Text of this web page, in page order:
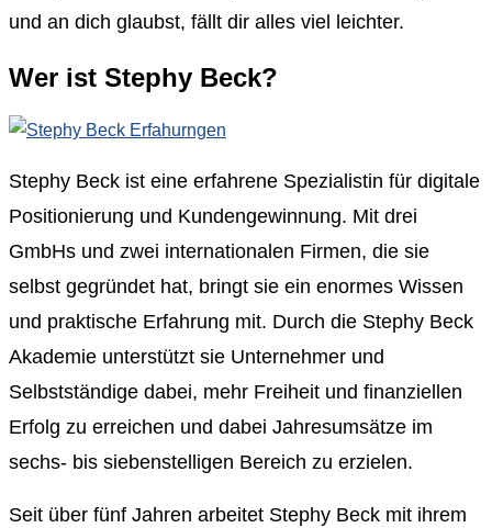
und an dich glaubst, fällt dir alles viel leichter.
Wer ist Stephy Beck?
Stephy Beck ist eine erfahrene Spezialistin für digitale
Positionierung und Kundengewinnung. Mit drei
GmbHs und zwei internationalen Firmen, die sie
selbst gegründet hat, bringt sie ein enormes Wissen
und praktische Erfahrung mit. Durch die Stephy Beck
Akademie unterstützt sie Unternehmer und
Selbstständige dabei, mehr Freiheit und finanziellen
Erfolg zu erreichen und dabei Jahresumsätze im
sechs- bis siebenstelligen Bereich zu erzielen.
Seit über fünf Jahren arbeitet Stephy Beck mit ihrem